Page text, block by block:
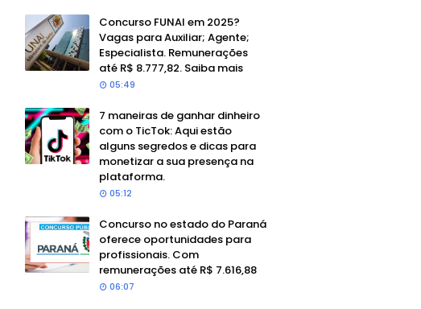
Concurso FUNAI em 2025?
Vagas para Auxiliar; Agente;
Especialista. Remunerações
até R$ 8.777,82. Saiba mais
05:49
7 maneiras de ganhar dinheiro
com o TicTok: Aqui estão
alguns segredos e dicas para
monetizar a sua presença na
plataforma.
05:12
Concurso no estado do Paraná
oferece oportunidades para
profissionais. Com
remunerações até R$ 7.616,88
06:07